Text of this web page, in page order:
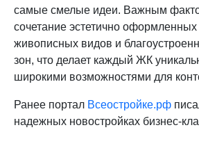
самые смелые идеи. Важным
сочетание эстетично
живописных видов и
зон, что делает каждый ЖК
широкими возможностями для
Ранее портал Всеостройке.рф
надежных новостройках бизнес-